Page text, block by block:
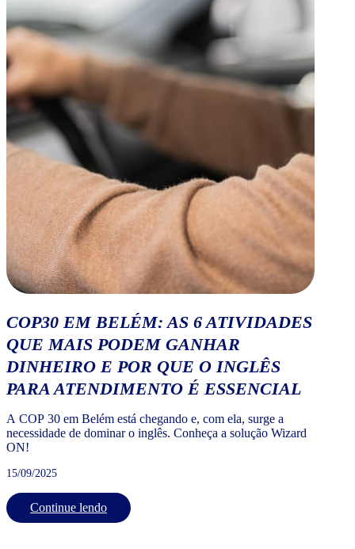
COP30 EM BELÉM: AS 6 ATIVIDADES
QUE MAIS PODEM GANHAR
DINHEIRO E POR QUE O INGLÊS
PARA ATENDIMENTO É ESSENCIAL
A COP 30 em Belém está chegando e, com ela, surge a
necessidade de dominar o inglês. Conheça a solução Wizard
ON!
15/09/2025
Continue lendo